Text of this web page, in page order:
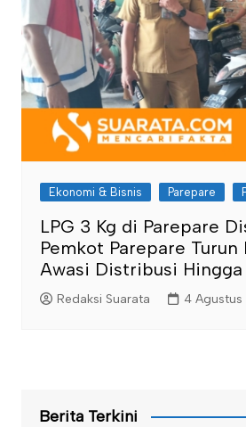
Ekonomi & Bisnis Parepare
LPG 3 Kg di Parepare
Pemkot Parepare Turun
Awasi Distribusi Hingga
Redaksi Suarata 4 Agustus
Berita Terkini